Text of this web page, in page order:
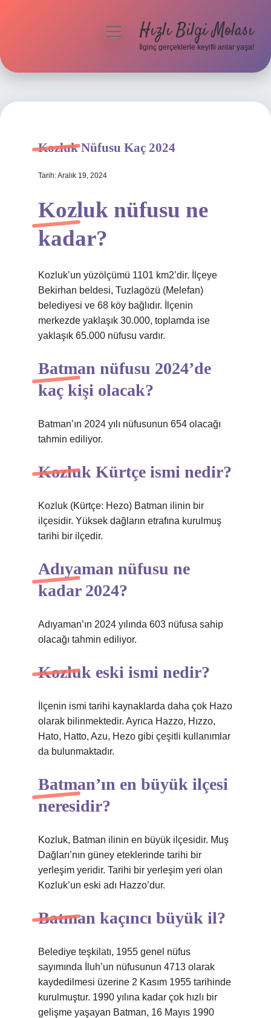
Hakkımızda
menüyüHızlı Bilgi Molası
İlginç gerçeklerle keyifli anlar yaşa!
Kozluk Nüfusu Kaç 2024
Tarih: Aralık 19, 2024
Kozluk nüfusu ne
kadar?
Kozluk’un yüzölçümü 1101 km2’dir. İlçeye
Bekirhan beldesi, Tuzlagözü (Melefan)
belediyesi ve 68 köy bağlıdır. İlçenin
merkezde yaklaşık 30.000, toplamda ise
yaklaşık 65.000 nüfusu vardır.
Batman nüfusu 2024’de
kaç kişi olacak?
Batman’ın 2024 yılı nüfusunun 654 olacağı
tahmin ediliyor.
Kozluk Kürtçe ismi nedir?
Kozluk (Kürtçe: Hezo) Batman ilinin bir
ilçesidir. Yüksek dağların etrafına kurulmuş
tarihi bir ilçedir.
Adıyaman nüfusu ne
kadar 2024?
Adıyaman’ın 2024 yılında 603 nüfusa sahip
olacağı tahmin ediliyor.
Kozluk eski ismi nedir?
İlçenin ismi tarihi kaynaklarda daha çok Hazo
olarak bilinmektedir. Ayrıca Hazzo, Hızzo,
Hato, Hatto, Azu, Hezo gibi çeşitli kullanımlar
da bulunmaktadır.
Batman’ın en büyük ilçesi
neresidir?
Kozluk, Batman ilinin en büyük ilçesidir. Muş
Dağları’nın güney eteklerinde tarihi bir
yerleşim yeridir. Tarihi bir yerleşim yeri olan
Kozluk’un eski adı Hazzo’dur.
Batman kaçıncı büyük il?
Belediye teşkilatı, 1955 genel nüfus
sayımında İluh’un nüfusunun 4713 olarak
kaydedilmesi üzerine 2 Kasım 1955 tarihinde
kurulmuştur. 1990 yılına kadar çok hızlı bir
gelişme yaşayan Batman, 16 Mayıs 1990